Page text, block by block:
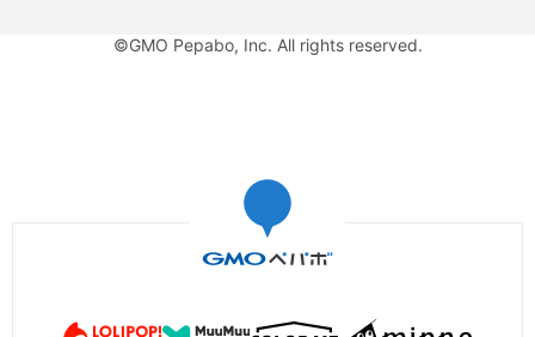
©GMO Pepabo, Inc. All rights reserved.